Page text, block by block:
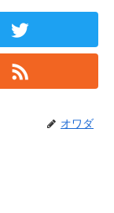
オワダ